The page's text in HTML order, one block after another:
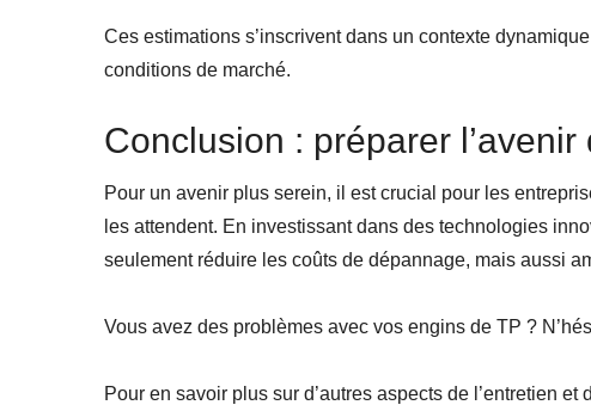
Ces estimations s’inscrivent dans un contexte
conditions de marché.
Conclusion : préparer
Pour un avenir plus serein, il est crucial pour les
les attendent. En investissant dans des technologies
seulement réduire les coûts de dépannage, mais aussi
Vous avez des problèmes avec vos engins de TP ?
Pour en savoir plus sur d’autres aspects de l’entretien